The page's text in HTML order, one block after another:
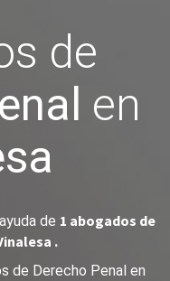
de
en
de 1 abogados de
.
de Derecho Penal en